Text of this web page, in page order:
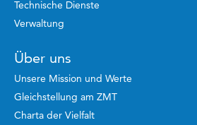
Technische Dienste
Verwaltung
Über uns
Unsere Mission und Werte
Gleichstellung am ZMT
Charta der Vielfalt